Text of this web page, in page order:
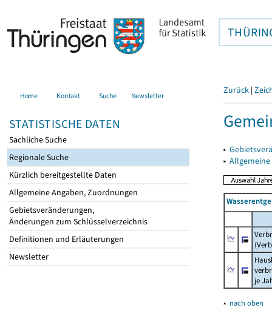
Home Kontakt Suche Newsletter
STATISTISCHE DATEN
Sachliche Suche
Regionale Suche
Kürzlich bereitgestellte Daten
Allgemeine Angaben, Zuordnungen
Gebietsveränderungen,
Änderungen zum Schlüsselverzeichnis
Definitionen und Erläuterungen
Newsletter
Zurück |
▸
▸
je
▴ nach oben